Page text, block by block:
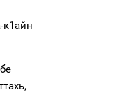
к1айн